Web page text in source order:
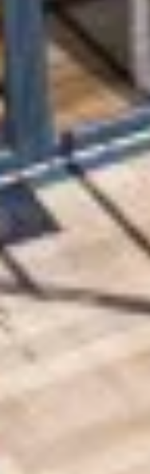
Mezőgazdaság
Speciális felhasználás
Palack típusok